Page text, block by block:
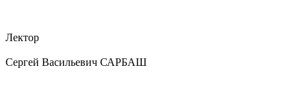
Лектор
Сергей Васильевич САРБАШ